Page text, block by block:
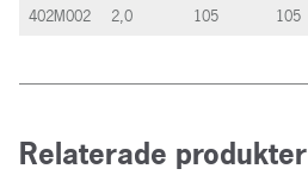
402M002 2,0 105 105
Relaterade produkter